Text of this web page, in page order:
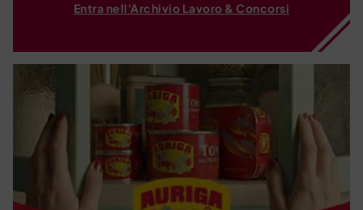
Entra nell'Archivio Lavoro & Concorsi